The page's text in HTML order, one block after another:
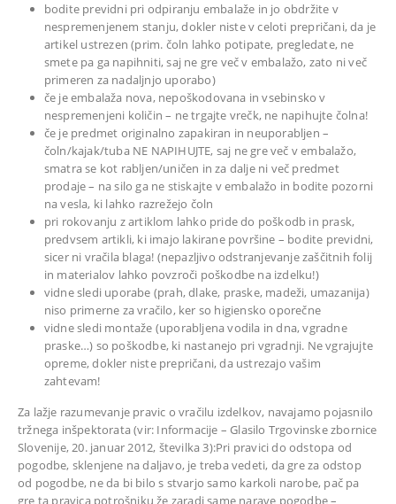
bodite previdni pri odpiranju embalaže in jo obdržite v
nespremenjenem stanju, dokler niste v celoti prepričani, da je
artikel ustrezen (prim. čoln lahko potipate, pregledate, ne
smete pa ga napihniti, saj ne gre več v embalažo, zato ni več
primeren za nadaljnjo uporabo)
če je embalaža nova, nepoškodovana in vsebinsko v
nespremenjeni količin – ne trgajte vrečk, ne napihujte čolna!
če je predmet originalno zapakiran in neuporabljen –
čoln/kajak/tuba NE NAPIHUJTE, saj ne gre več v embalažo,
smatra se kot rabljen/uničen in za dalje ni več predmet
prodaje – na silo ga ne stiskajte v embalažo in bodite pozorni
na vesla, ki lahko razrežejo čoln
pri rokovanju z artiklom lahko pride do poškodb in prask,
predvsem artikli, ki imajo lakirane površine – bodite previdni,
sicer ni vračila blaga! (nepazljivo odstranjevanje zaščitnih folij
in materialov lahko povzroči poškodbe na izdelku!)
vidne sledi uporabe (prah, dlake, praske, madeži, umazanija)
niso primerne za vračilo, ker so higiensko oporečne
vidne sledi montaže (uporabljena vodila in dna, vgradne
praske…) so poškodbe, ki nastanejo pri vgradnji. Ne vgrajujte
opreme, dokler niste prepričani, da ustrezajo vašim
zahtevam!
Za lažje razumevanje pravic o vračilu izdelkov, navajamo pojasnilo
tržnega inšpektorata (vir: Informacije – Glasilo Trgovinske zbornice
Slovenije, 20. januar 2012, številka 3):Pri pravici do odstopa od
pogodbe, sklenjene na daljavo, je treba vedeti, da gre za odstop
od pogodbe, ne da bi bilo s stvarjo samo karkoli narobe, pač pa
gre ta pravica potrošniku že zaradi same narave pogodbe –